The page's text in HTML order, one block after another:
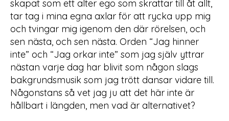
skapat som ett alter ego som skrattar till åt allt,
tar tag i mina egna axlar för att rycka upp mig
och tvingar mig igenom den där rörelsen, och
sen nästa, och sen nästa. Orden “Jag hinner
inte” och “Jag orkar inte” som jag själv yttrar
nästan varje dag har blivit som någon slags
bakgrundsmusik som jag trött dansar vidare till.
Någonstans så vet jag ju att det här inte är
hållbart i längden, men vad är alternativet?